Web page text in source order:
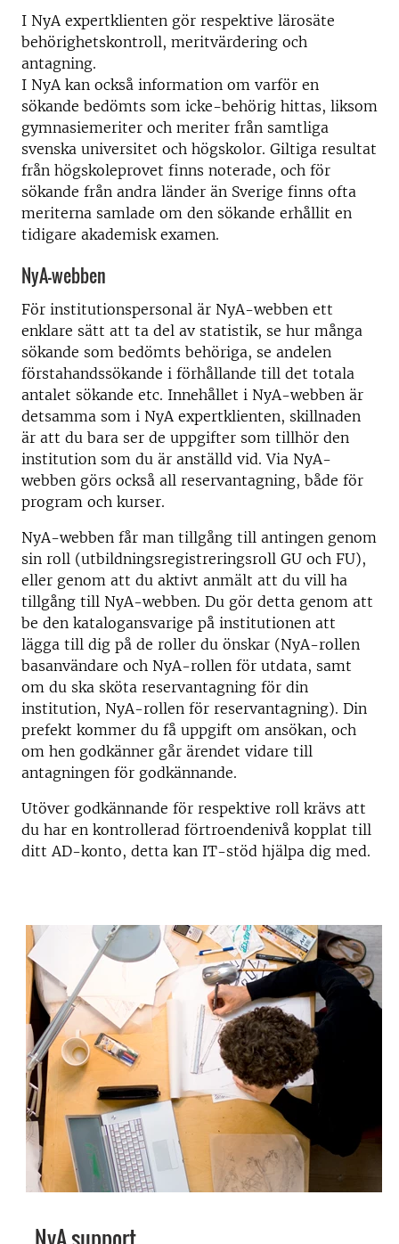
I NyA expertklienten gör respektive lärosäte
behörighetskontroll, meritvärdering och
antagning.
I NyA kan också information om varför en
sökande bedömts som icke-behörig hittas, liksom
gymnasiemeriter och meriter från samtliga
svenska universitet och högskolor. Giltiga resultat
från högskoleprovet finns noterade, och för
sökande från andra länder än Sverige finns ofta
meriterna samlade om den sökande erhållit en
tidigare akademisk examen.
NyA-webben
För institutionspersonal är NyA-webben ett
enklare sätt att ta del av statistik, se hur många
sökande som bedömts behöriga, se andelen
förstahandssökande i förhållande till det totala
antalet sökande etc. Innehållet i NyA-webben är
detsamma som i NyA expertklienten, skillnaden
är att du bara ser de uppgifter som tillhör den
institution som du är anställd vid. Via NyA-
webben görs också all reservantagning, både för
program och kurser.
NyA-webben får man tillgång till antingen genom
sin roll (utbildningsregistreringsroll GU och FU),
eller genom att du aktivt anmält att du vill ha
tillgång till NyA-webben. Du gör detta genom att
be den katalogansvarige på institutionen att
lägga till dig på de roller du önskar (NyA-rollen
basanvändare och NyA-rollen för utdata, samt
om du ska sköta reservantagning för din
institution, NyA-rollen för reservantagning). Din
prefekt kommer du få uppgift om ansökan, och
om hen godkänner går ärendet vidare till
antagningen för godkännande.
Utöver godkännande för respektive roll krävs att
du har en kontrollerad förtroendenivå kopplat till
ditt AD-konto, detta kan IT-stöd hjälpa dig med.